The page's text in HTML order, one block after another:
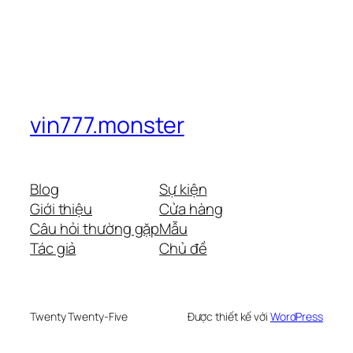
vin777.monster
Blog
Giới thiệu
Câu hỏi thường gặp
Tác giả
Sự kiện
Cửa hàng
Mẫu
Chủ đề
Twenty Twenty-Five Được thiết kế với WordPress